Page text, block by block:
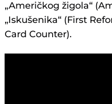
„Američkog žigola“
„Iskušenika“ (First
Card Counter).